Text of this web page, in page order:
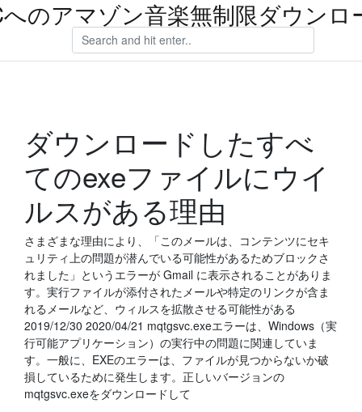
のアマゾン音楽無制限ダウンロ
ダウンロードしたすべ
てのexeファイルにウイ
ルスがある理由
さまざまな理由により、「このメールは、コンテンツにセキ
ュリティ上の問題が潜んでいる可能性があるためブロックさ
れました」というエラーが Gmail に表示されることがありま
す。実行ファイルが添付されたメールや特定のリンクが含ま
れるメールなど、ウィルスを拡散させる可能性がある
2019/12/30 2020/04/21 mqtgsvc.exeエラーは、Windows（実
行可能アプリケーション）の実行中の問題に関連していま
す。一般に、EXEのエラーは、ファイルが見つからないか破
損しているために発生します。正しいバージョンの
mqtgsvc.exeをダウンロードして